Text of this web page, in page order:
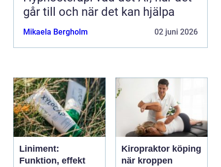
går till och när det kan hjälpa
Mikaela Bergholm 02 juni 2026
Liniment:
Funktion, effekt
Kiropraktor köping
när kroppen